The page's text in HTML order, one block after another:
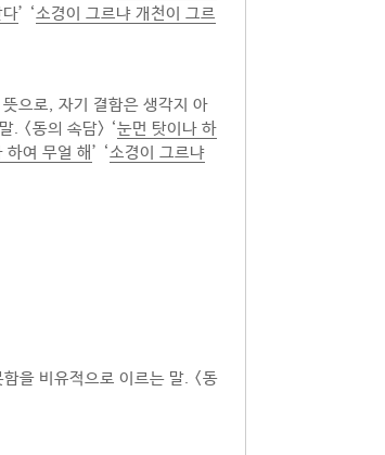
다’ ‘소경이 그르냐 개천이 그르
으로, 자기 결함은 생각지 아
. <동의 속담> ‘눈먼 탓이나 하
하여 무얼 해’ ‘소경이 그르냐
을 비유적으로 이르는 말. <동